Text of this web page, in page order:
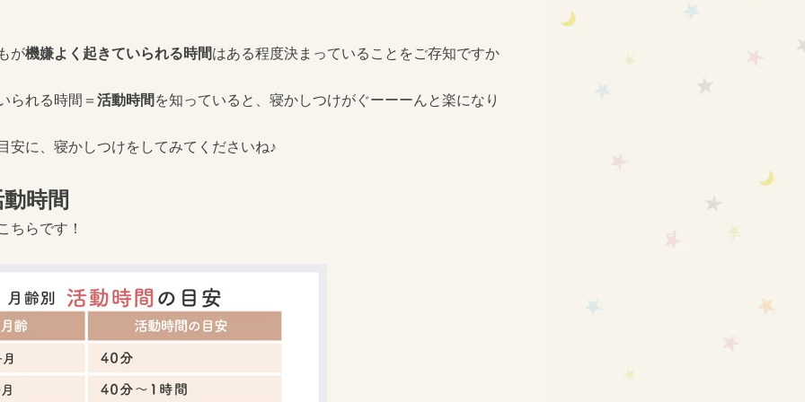
が機嫌よく起きていられる時間はある程度決まっていることをご存知ですか
られる時間＝ 活動時間 を知っていると、寝かしつけがぐーーーんと楽になり
安に、寝かしつけをしてみてくださいね♪
時間
ちらです！